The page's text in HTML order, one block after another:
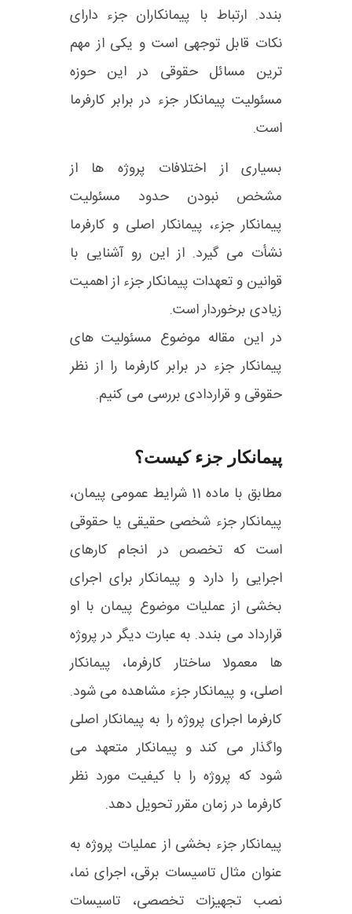
بندد. ارتباط با پیمانکاران جزء دارای
نکات قابل توجهی است و یکی از مهم
ترین مسائل حقوقی در این حوزه
مسئولیت پیمانکار جزء در برابر کارفرما
است.
بسیاری از اختلافات پروژه ها از
مشخص نبودن حدود مسئولیت
پیمانکار جزء، پیمانکار اصلی و کارفرما
نشأت می گیرد. از این رو آشنایی با
قوانین و تعهدات پیمانکار جزء از اهمیت
زیادی برخوردار است.
در این مقاله موضوع مسئولیت های
پیمانکار جزء در برابر کارفرما را از نظر
حقوقی و قراردادی بررسی می کنیم.
پیمانکار جزء کیست؟
مطابق با ماده 11 شرایط عمومی پیمان،
پیمانکار جزء شخصی حقیقی یا حقوقی
است که تخصص در انجام کارهای
اجرایی را دارد و پیمانکار برای اجرای
بخشی از عملیات موضوع پیمان با او
قرارداد می بندد. به عبارت دیگر در پروژه
ها معمولا ساختار کارفرما، پیمانکار
اصلی، و پیمانکار جزء مشاهده می شود.
کارفرما اجرای پروژه را به پیمانکار اصلی
واگذار می کند و پیمانکار متعهد می
شود که پروژه را با کیفیت مورد نظر
کارفرما در زمان مقرر تحویل دهد.
پیمانکار جزء بخشی از عملیات پروژه به
عنوان مثال تاسیسات برقی، اجرای نما،
نصب تجهیزات تخصصی، تاسیسات